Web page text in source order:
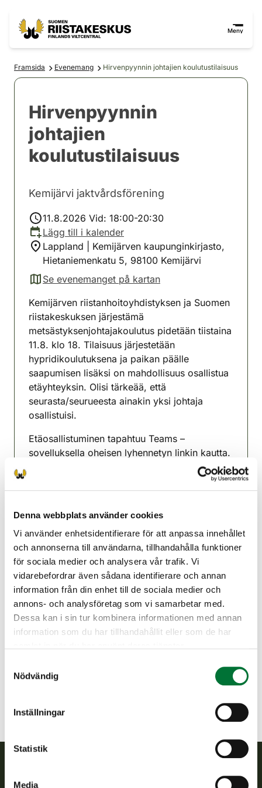
Denna webbplats använder cookies
Vi använder enhetsidentifierare för att anpassa innehållet
och annonserna till användarna, tillhandahålla funktioner
för sociala medier och analysera vår trafik. Vi
vidarebefordrar även sådana identifierare och annan
information från din enhet till de sociala medier och
annons- och analysföretag som vi samarbetar med.
Dessa kan i sin tur kombinera informationen med annan
information som du har tillhandahållit eller som de har
Nödvändig
Inställningar
Statistik
Media
Meny
Framsida Evenemang Hirvenpyynnin johtajien koulutustilaisuus
Hirvenpyynnin
johtajien
koulutustilaisuus
Kemijärvi jaktvårdsförening
11.8.2026 Vid: 18:00-20:30
Lägg till i kalender
Lappland | Kemijärven kaupunginkirjasto,
Hietaniemenkatu 5, 98100 Kemijärvi
Se evenemanget på kartan
(avautuu uuteen välilehteen)
Kemijärven riistanhoitoyhdistyksen ja Suomen
riistakeskuksen järjestämä
metsästyksenjohtajakoulutus pidetään tiistaina
11.8. klo 18. Tilaisuus järjestetään
hypridikoulutuksena ja paikan päälle
saapumisen lisäksi on mahdollisuus osallistua
etäyhteyksin. Olisi tärkeää, että
seurasta/seurueesta ainakin yksi johtaja
osallistuisi.
Etäosallistuminen tapahtuu Teams –
sovelluksella oheisen lyhennetyn linkin kautta.
riistanhoitoyhdistyksen hirven hoito- ja
verotussuunnitelma 2026, olennaisia asioita
hirvikannasta, lupamääristä ja metsästyksen
johtamisesta. Mukana kouluttaja Suomen
riistakeskuksesta. Koulutukseen liittyvissä
kysymyksissä voitte lähestyä Kemijärven
riistanhoitoyhdistystä:
kemijarvi@rhy.riista.fi
Kemijärvi jaktvårdsförening
Finlands viltcentral